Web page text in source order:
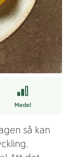
Medel
så kan